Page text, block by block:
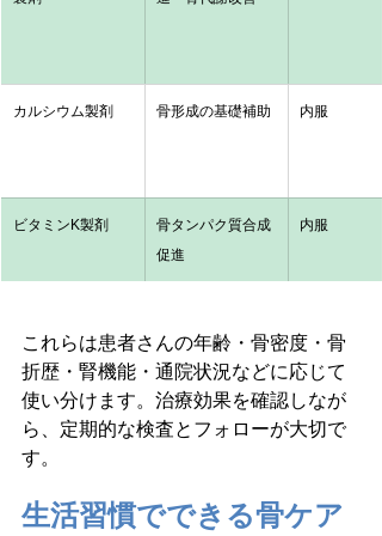
カルシウム製剤 骨形成の基礎補助 内服
ビタミンK製剤
骨タンパク質合成
促進
内服
これらは患者さんの年齢・骨密度・骨
折歴・腎機能・通院状況などに応じて
使い分けます。治療効果を確認しなが
ら、定期的な検査とフォローが大切で
す。
生活習慣でできる骨ケア